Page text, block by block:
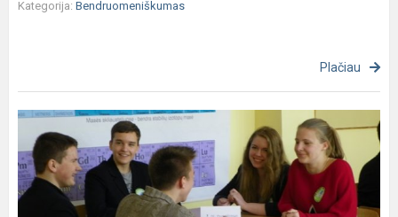
Kategorija: Bendruomeniškumas
Plačiau
9
klasių
viktorina
„Gamtos
labirintuose“